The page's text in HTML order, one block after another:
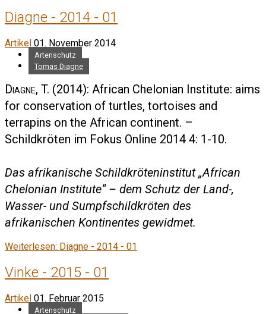
Diagne - 2014 - 01
Artikel 01. November 2014
Artenschutz
Tomas Diagne
Diagne, T. (2014): African Chelonian Institute: aims
for conservation of turtles, tortoises and
terrapins on the African continent. –
Schildkröten im Fokus Online 2014 4: 1-10.
Das afrikanische Schildkröteninstitut „African
Chelonian Institute“ – dem Schutz der Land-,
Wasser- und Sumpfschildkröten des
afrikanischen Kontinentes gewidmet.
Weiterlesen: Diagne - 2014 - 01
Vinke - 2015 - 01
Artikel 01. Februar 2015
Artenschutz